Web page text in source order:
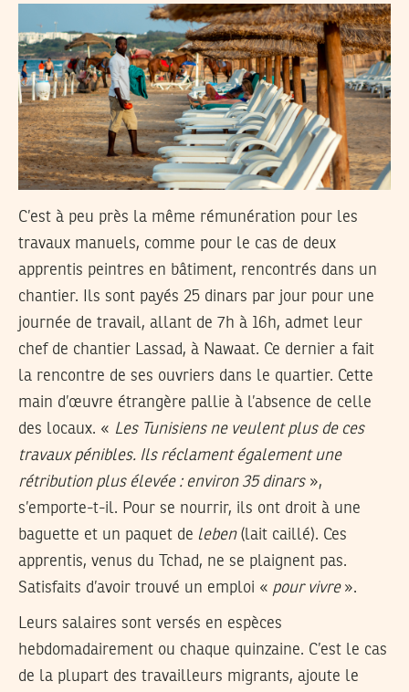
C’est à peu près la même rémunération pour les
travaux manuels, comme pour le cas de deux
apprentis peintres en bâtiment, rencontrés dans un
chantier. Ils sont payés 25 dinars par jour pour une
journée de travail, allant de 7h à 16h, admet leur
chef de chantier Lassad, à Nawaat. Ce dernier a fait
la rencontre de ses ouvriers dans le quartier. Cette
main d’œuvre étrangère pallie à l’absence de celle
des locaux. « Les Tunisiens ne veulent plus de ces
travaux pénibles. Ils réclament également une
rétribution plus élevée : environ 35 dinars»,
s’emporte-t-il. Pour se nourrir, ils ont droit à une
baguette et un paquet de leben (lait caillé). Ces
apprentis, venus du Tchad, ne se plaignent pas.
Satisfaits d’avoir trouvé un emploi « pour vivre».
Leurs salaires sont versés en espèces
hebdomadairement ou chaque quinzaine. C’est le cas
de la plupart des travailleurs migrants, ajoute le